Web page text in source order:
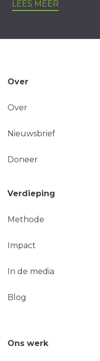
LEES MEER
Over
Over
Nieuwsbrief
Doneer
Verdieping
Methode
Impact
In de media
Blog
Ons werk